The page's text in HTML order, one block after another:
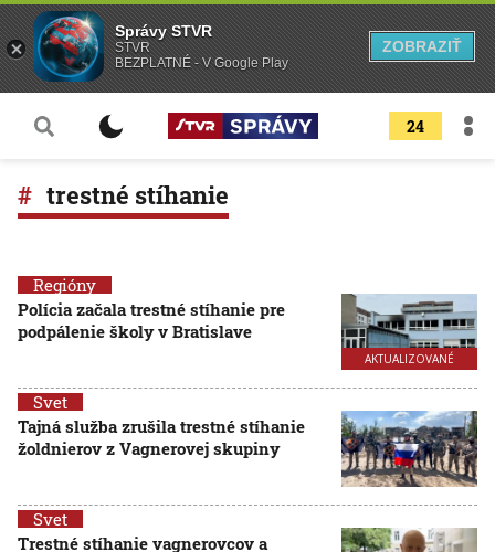
24
trestné stíhanie
AKTUALIZOVANÉ
Regióny
Polícia začala trestné stíhanie pre
podpálenie školy v Bratislave
Svet
Tajná služba zrušila trestné stíhanie
žoldnierov z Vagnerovej skupiny
Svet
Trestné stíhanie vagnerovcov a
Správy STVR
STVR
BEZPLATNÉ - V Google Play
ZOBRAZIŤ